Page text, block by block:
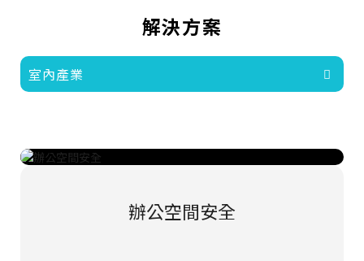
解決方案
室內產業
辦公空間安全